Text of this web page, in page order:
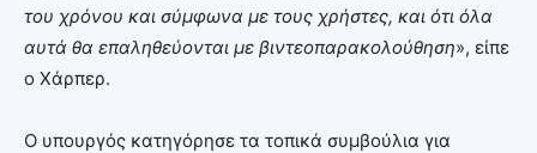
του χρόνου και σύμφωνα με τους χρήστες, και ότι όλα
αυτά θα επαληθεύονται με βιντεοπαρακολούθηση», είπε
ο Χάρπερ.
Ο υπουργός κατηγόρησε τα τοπικά συμβούλια για